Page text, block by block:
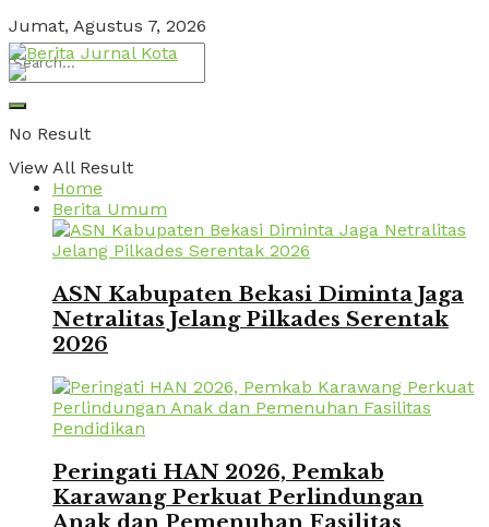
Jumat, Agustus 7, 2026
No Result
View All Result
Home
Berita Umum
ASN Kabupaten Bekasi Diminta Jaga
Netralitas Jelang Pilkades Serentak
2026
Peringati HAN 2026, Pemkab
Karawang Perkuat Perlindungan